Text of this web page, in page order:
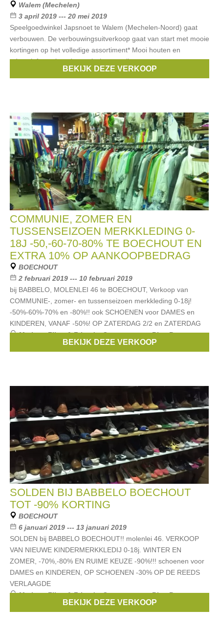
Walem (Mechelen)
3 april 2019 --- 20 mei 2019
Speelgoedwinkel Japsnoet te Walem (Mechelen-Noord) gaat
verbouwen. De verbouwingsuitverkoop gaat van start met mooie
kortingen op het volledige assortiment* Mooi houten en
educatief speelgoed, gezelschapsspellen,
Miss Sixty,lilliputiens,Janod,Djeco
BEKIJK DEZE VERKOOP
COMMUNIE, ZOMER EN
TUSSENSEIZOEN MERKKLEDING 0-
18J -50,-60-70-80% TE BOECHOUT EN
EXTRA 10% OP AANKOOPBEDRAG
BOECHOUT
2 februari 2019 --- 10 februari 2019
bij BABBELO, MOLENLEI 46 te BOECHOUT, Verkoop van
COMMUNIE-, zomer- en tussenseizoen merkkleding 0-18j!
-50%-60%-70% en -80%!! ook SCHOENEN voor DAMES en
KINDEREN, VANAF -50%! OP ZATERDAG 2/2 en ZATERDAG
Merken:Filou & Friends,Scapa,strass,Blue Bay,
BEKIJK DEZE VERKOOP
SOLDEN BIJ BABBELO BOECHOUT
TOT -90% KORTING
BOECHOUT
6 januari 2019 --- 13 januari 2019
SOLDEN bij BABBELO BOECHOUT!! molenlei 46. VERKOOP
VAN NIEUWE KINDERMERKKLEDIJ 0-18j. WINTER EN
ZOMER, -70%,-80% EN RUIME KEUZE -90%!!! schoenen voor
DAMES en KINDEREN, OP SCHOENEN -30% OP DE REEDS
VERLAAGDE
Merken:Filou & Friends,Scapa,strass,Blue Bay,
BEKIJK DEZE VERKOOP